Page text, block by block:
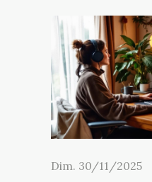
Dim. 30/11/2025